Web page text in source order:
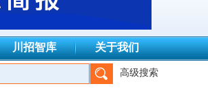
川招智库 关于我们
安建设项目管理有限公司、四川广群
高级搜索